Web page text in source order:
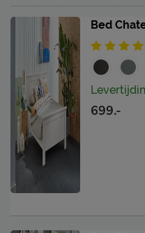
Bed
699.-